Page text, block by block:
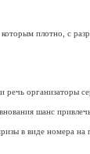
плотно, с
речь организаторы
шанс
в виде номера на